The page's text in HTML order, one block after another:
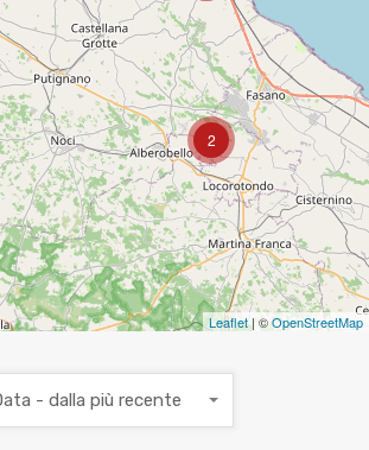
2
Leaflet| ©OpenStreetMap
- dalla più recente